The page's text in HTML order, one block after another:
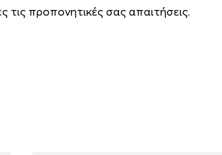
τις προπονητικές σας απαιτήσεις.